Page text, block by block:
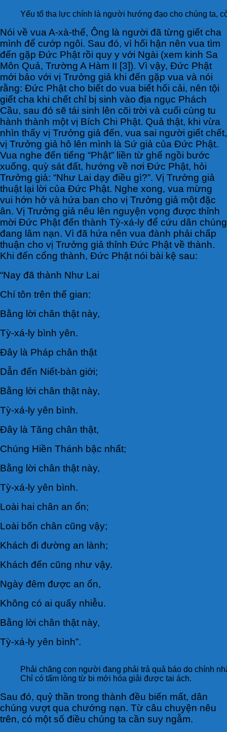
Yếu tố tha lực chính là người hướng đạo cho chúng ta,
Nói về vua A-xà-thế, Ông là người đã từng giết cha
mình để cướp ngôi. Sau đó, vì hối hận nên vua tìm
đến gặp Đức Phật rồi quy y với Ngài (xem kinh Sa
Môn Quả, Trường A Hàm II [3]). Vì vậy, Đức Phật
mới bảo với vị Trưởng giả khi đến gặp vua và nói
rằng: Đức Phật cho biết do vua biết hối cải, nên tội
giết cha khi chết chỉ bị sinh vào địa ngục Phách
Cầu, sau đó sẽ tái sinh lên cõi trời và cuối cùng tu
hành thành một vị Bích Chi Phật. Quả thật, khi vừa
nhìn thấy vị Trưởng giả đến, vua sai người giết chết,
vị Trưởng giả hô lên mình là Sứ giả của Đức Phật.
Vua nghe đến tiếng “Phật” liền từ ghế ngồi bước
xuống, quỳ sát đất, hướng về nơi Đức Phật, hỏi
Trưởng giả: “Như Lai dạy điều gì?”. Vị Trưởng giả
thuật lại lời của Đức Phật. Nghe xong, vua mừng
vui hớn hở và hứa ban cho vị Trưởng giả một đặc
ân. Vị Trưởng giả nêu lên nguyện vọng được thỉnh
mời Đức Phật đến thành Tỳ-xá-ly để cứu dân chúng
đang lâm nạn. Vì đã hứa nên vua đành phải chấp
thuận cho vị Trưởng giả thỉnh Đức Phật về thành.
Khi đến cổng thành, Đức Phật nói bài kệ sau:
“Nay đã thành Như Lai
Chí tôn trên thế gian:
Bằng lời chân thật này,
Tỳ-xá-ly bình yên.
Đây là Pháp chân thật
Dẫn đến Niết-bàn giới;
Bằng lời chân thật này,
Tỳ-xá-ly yên bình.
Đây là Tăng chân thật,
Chúng Hiền Thánh bậc nhất;
Bằng lời chân thật này,
Tỳ-xá-ly yên bình.
Loài hai chân an ổn;
Loài bốn chân cũng vậy;
Khách đi đường an lành;
Khách đến cũng như vậy.
Ngày đêm được an ổn,
Không có ai quấy nhiễu.
Bằng lời chân thật này,
Tỳ-xá-ly yên bình”.
Phải chăng con người đang phải trả quả báo do chính
Chỉ có tấm lòng từ bi mới hóa giải được tai ách.
Sau đó, quỷ thần trong thành đều biến mất, dân
chúng vượt qua chướng nạn. Từ câu chuyện nêu
trên, có một số điều chúng ta cần suy ngẫm.